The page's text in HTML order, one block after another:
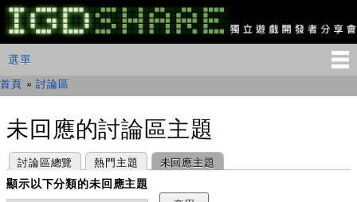
移
至
主
IGDSHARE
獨
遊
發
會
主選單
選單
您在這裡
首頁 »討論區
未回應的討論區主題
主要索引標籤
討論區總覽 熱門主題 未回應主題
(作用中頁籤)
顯示以下分類的未回應主題